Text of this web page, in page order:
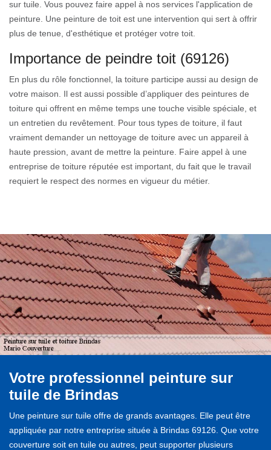
sur tuile. Vous pouvez faire appel à nos services l'application de
peinture. Une peinture de toit est une intervention qui sert à offrir
plus de tenue, d'esthétique et protéger votre toit.
Importance de peindre toit (69126)
En plus du rôle fonctionnel, la toiture participe aussi au design de
votre maison. Il est aussi possible d’appliquer des peintures de
toiture qui offrent en même temps une touche visible spéciale, et
un entretien du revêtement. Pour tous types de toiture, il faut
vraiment demander un nettoyage de toiture avec un appareil à
haute pression, avant de mettre la peinture. Faire appel à une
entreprise de toiture réputée est important, du fait que le travail
requiert le respect des normes en vigueur du métier.
Votre professionnel peinture sur
tuile de Brindas
Une peinture sur tuile offre de grands avantages. Elle peut être
appliquée par notre entreprise située à Brindas 69126. Que votre
couverture soit en tuile ou autres, peut supporter plusieurs